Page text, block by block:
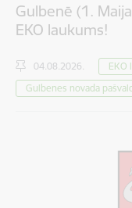
Gulbenē (1.
EKO laukums!
04.08.2026.
EKO
Gulbenes novada